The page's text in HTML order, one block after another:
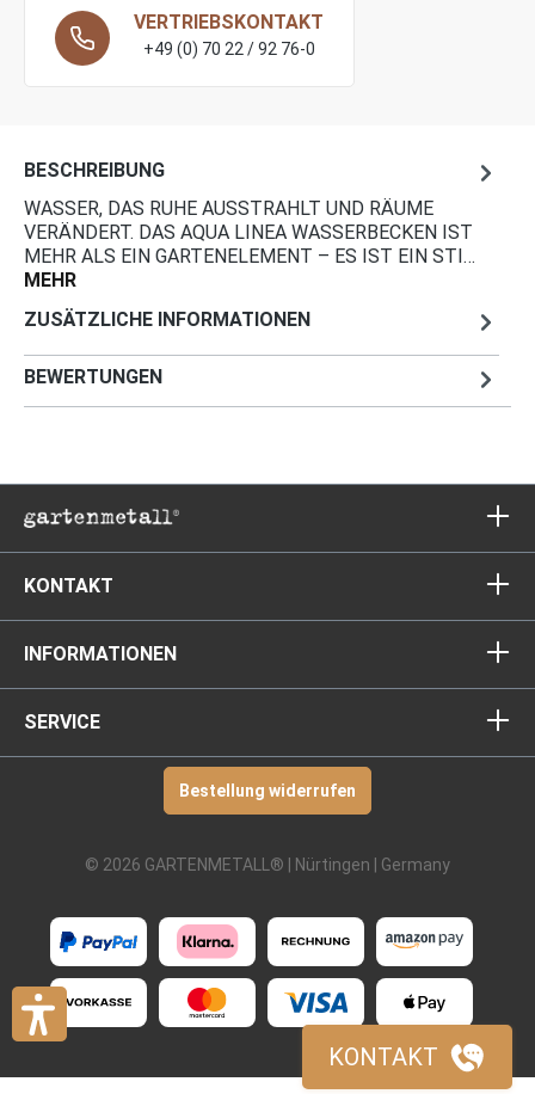
VERTRIEBSKONTAKT
+49 (0) 70 22 / 92 76-0
BESCHREIBUNG
WASSER, DAS RUHE AUSSTRAHLT UND RÄUME
VERÄNDERT. DAS AQUA LINEA WASSERBECKEN IST
MEHR ALS EIN GARTENELEMENT – ES IST EIN STI…
MEHR
ZUSÄTZLICHE INFORMATIONEN
BEWERTUNGEN
KONTAKT
KONTAKT
INFORMATIONEN
SERVICE
Bestellung widerrufen
© 2026 GARTENMETALL® | Nürtingen | Germany